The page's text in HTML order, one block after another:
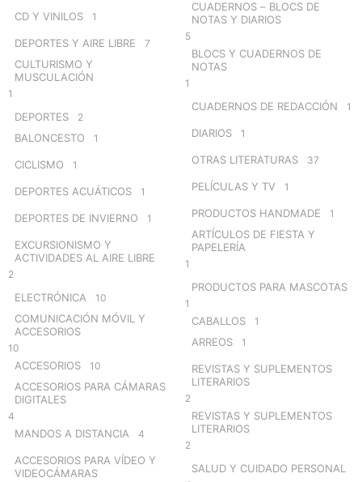
CD Y VINILOS 1
DEPORTES Y AIRE LIBRE 7
CULTURISMO Y
MUSCULACIÓN
1
DEPORTES 2
BALONCESTO 1
CICLISMO 1
DEPORTES ACUÁTICOS 1
DEPORTES DE INVIERNO 1
EXCURSIONISMO Y
ACTIVIDADES AL AIRE LIBRE
2
ELECTRÓNICA 10
COMUNICACIÓN MÓVIL Y
ACCESORIOS
10
ACCESORIOS 10
ACCESORIOS PARA CÁMARAS
DIGITALES
4
MANDOS A DISTANCIA 4
ACCESORIOS PARA VÍDEO Y
VIDEOCÁMARAS
CUADERNOS – BLOCS DE
NOTAS Y DIARIOS
5
BLOCS Y CUADERNOS DE
NOTAS
1
CUADERNOS DE REDACCIÓN 1
DIARIOS 1
OTRAS LITERATURAS 37
PELÍCULAS Y TV 1
PRODUCTOS HANDMADE 1
ARTÍCULOS DE FIESTA Y
PAPELERÍA
1
PRODUCTOS PARA MASCOTAS
1
CABALLOS 1
ARREOS 1
REVISTAS Y SUPLEMENTOS
LITERARIOS
2
REVISTAS Y SUPLEMENTOS
LITERARIOS
2
SALUD Y CUIDADO PERSONAL